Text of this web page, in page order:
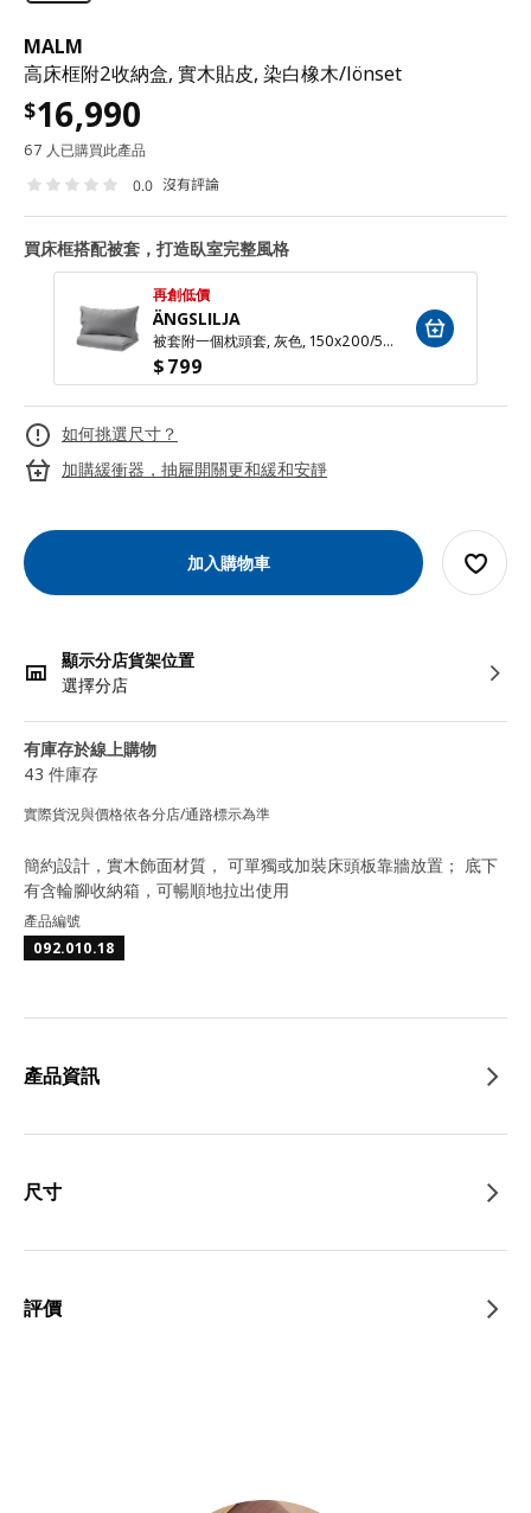
MALM
高床框附2收納盒, 實木貼皮, 染白橡木/lönset
$16,990
67 人已購買此產品
0.0 沒有評論
買床框搭配被套，打造臥室完整風格
再創低價
ÄNGSLILJA
被套附一個枕頭套, 灰色, 150x200/50x80 公分
$799
如何挑選尺寸？
加購緩衝器，抽屜開關更和緩和安靜
加入購物車
顯示分店貨架位置
選擇分店
有庫存於線上購物
43 件庫存
實際貨況與價格依各分店/通路標示為準
簡約設計，實木飾面材質， 可單獨或加裝床頭板靠牆放置； 底下
有含輪腳收納箱，可暢順地拉出使用
產品編號
092.010.18
產品資訊
尺寸
評價